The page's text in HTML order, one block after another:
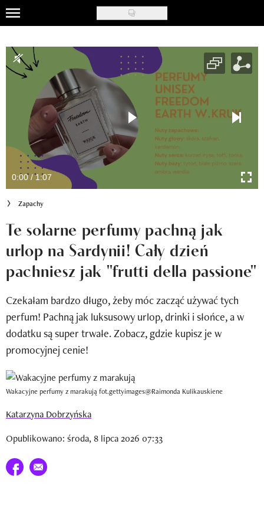
Skip
to
main
content
Moda
Ślub i wesele
Styl życia
Nasze akcje
Inspiracje
Newsy
Newsletter
Wizaz Summer Influ School
Mój profil / Zarejestruj się
0:00 / 1:07
Zapachy
Te solarne perfumy pachną jak
urlop na Sardynii! Cały dzień
pachniesz jak "frutti della passione"
Czekałam bardzo długo, żeby móc zacząć używać tych
perfum! Pachną jak luksusowy urlop, drinki i słońce, a w
dodatku są super trwałe. Zobacz, gdzie kupisz je w
promocyjnej cenie!
Wakacyjne perfumy z marakują fot.gettyimages@Raimonda Kulikauskiene
Katarzyna Dobrzyńska
Opublikowano: środa, 8 lipca 2026 07:33
Udostępnij na facebook
E-mail do przyjaciela